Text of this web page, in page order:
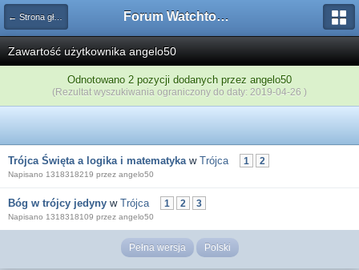
← Strona główna Forum Watchtower
Zawartość użytkownika angelo50
Odnotowano 2 pozycji dodanych przez angelo50
(Rezultat wyszukiwania ograniczony do daty: 2019-04-26 )
Trójca Święta a logika i matematykaw Trójca 1 2
Napisano 1318318219 przez angelo50
Bóg w trójcy jedyny w Trójca 1 2 3
Napisano 1318318109 przez angelo50
Pełna wersja Polski